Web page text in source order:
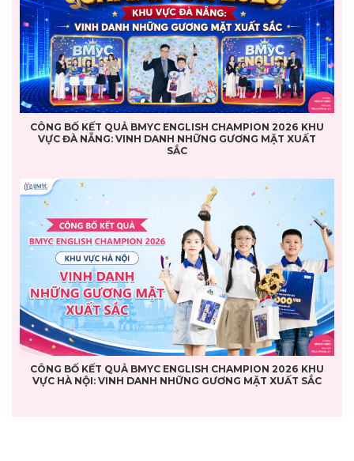
CÔNG BỐ KẾT QUẢ BMYC ENGLISH CHAMPION 2026 KHU
VỰC ĐÀ NẴNG: VINH DANH NHỮNG GƯƠNG MẶT XUẤT
SẮC
CÔNG BỐ KẾT QUẢ BMYC ENGLISH CHAMPION 2026 KHU
VỰC HÀ NỘI: VINH DANH NHỮNG GƯƠNG MẶT XUẤT SẮC